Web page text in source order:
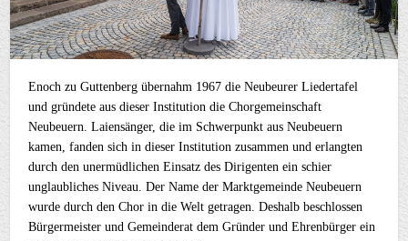
Enoch zu Guttenberg übernahm 1967 die Neubeurer Liedertafel
und gründete aus dieser Institution die Chorgemeinschaft
Neubeuern. Laiensänger, die im Schwerpunkt aus Neubeuern
kamen, fanden sich in dieser Institution zusammen und erlangten
durch den unermüdlichen Einsatz des Dirigenten ein schier
unglaubliches Niveau. Der Name der Marktgemeinde Neubeuern
wurde durch den Chor in die Welt getragen. Deshalb beschlossen
Bürgermeister und Gemeinderat dem Gründer und Ehrenbürger ein